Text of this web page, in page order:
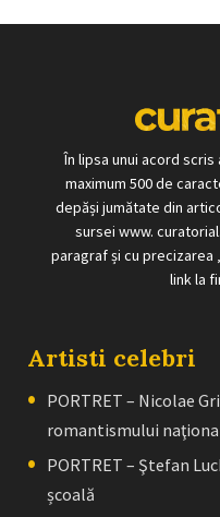
În lipsa unui acord
maximum 500 de
depăși jumătate din
sursei www.
paragraf și cu precizarea
link la
Artisti celebri
PORTRET – Nicolae
romantismului
PORTRET – Ştefan
școală